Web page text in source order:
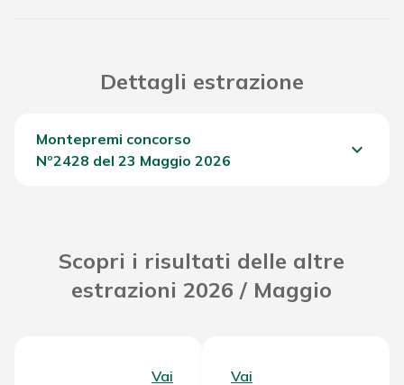
Dettagli estrazione
Montepremi concorso
Nº2428 del 23 Maggio 2026
keyboard_arrow_down
Scopri i risultati delle altre
estrazioni 2026 / Maggio
Vai
Vai